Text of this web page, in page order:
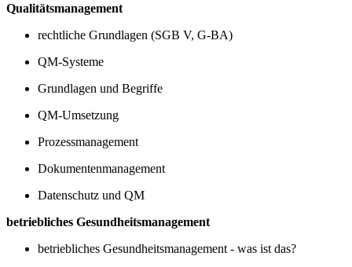
Qualitätsmanagement
rechtliche Grundlagen (SGB V, G-BA)
QM-Systeme
Grundlagen und Begriffe
QM-Umsetzung
Prozessmanagement
Dokumentenmanagement
Datenschutz und QM
betriebliches Gesundheitsmanagement
betriebliches Gesundheitsmanagement - was ist das?